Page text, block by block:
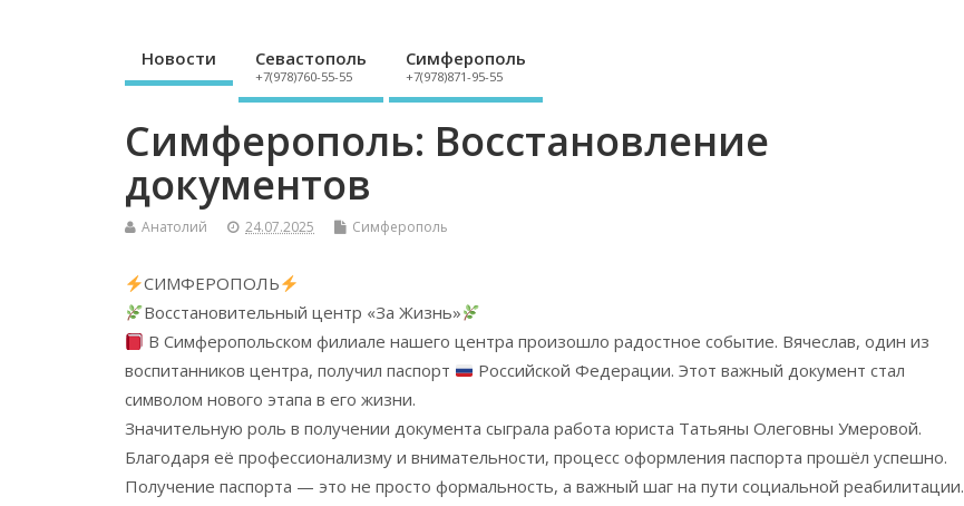
Новости Севастополь
+7(978)760-55-55
Симферополь
+7(978)871-95-55
Симферополь: Восстановление
документов
Анатолий 24.07.2025 Симферополь
СИМФЕРОПОЛЬ
Восстановительный центр «За Жизнь»
В Симферопольском филиале нашего центра произошло радостное событие. Вячеслав, один из
воспитанников центра, получил паспорт
Российской Федерации. Этот важный документ стал
символом нового этапа в его жизни.
Значительную роль в получении документа сыграла работа юриста Татьяны Олеговны Умеровой.
Благодаря её профессионализму и внимательности, процесс оформления паспорта прошёл успешно.
Получение паспорта — это не просто формальность, а важный шаг на пути социальной реабилитации.